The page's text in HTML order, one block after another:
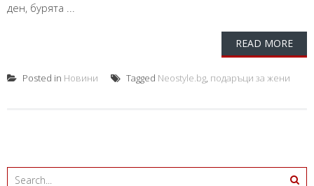
ден, бурята ...
READ MORE
Posted in Новини Tagged Neostyle.bg, подаръци за жени